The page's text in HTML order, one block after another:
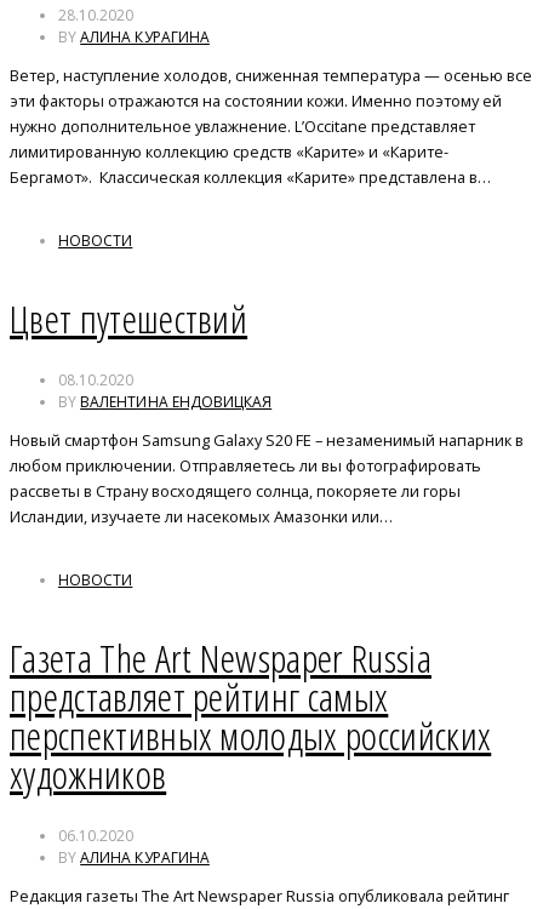
28.10.2020
BYАЛИНА КУРАГИНА
Ветер, наступление холодов, сниженная температура — осенью все
эти факторы отражаются на состоянии кожи. Именно поэтому ей
нужно дополнительное увлажнение. L’Occitane представляет
лимитированную коллекцию средств «Карите» и «Карите-
Бергамот». Классическая коллекция «Карите» представлена в…
НОВОСТИ
Цвет путешествий
08.10.2020
BYВАЛЕНТИНА ЕНДОВИЦКАЯ
Новый смартфон Samsung Galaxy S20 FE – незаменимый напарник в
любом приключении. Отправляетесь ли вы фотографировать
рассветы в Страну восходящего солнца, покоряете ли горы
Исландии, изучаете ли насекомых Амазонки или…
НОВОСТИ
Газета The Art Newspaper Russia
представляет рейтинг самых
перспективных молодых российских
художников
06.10.2020
BYАЛИНА КУРАГИНА
Редакция газеты The Art Newspaper Russia опубликовала рейтинг